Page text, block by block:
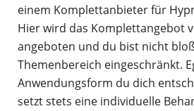
einem Komplettanbieter für
Hier wird das Komplettangebot
angeboten und du bist nicht
Themenbereich eingeschränkt.
Anwendungsform du dich
setzt stets eine individuelle